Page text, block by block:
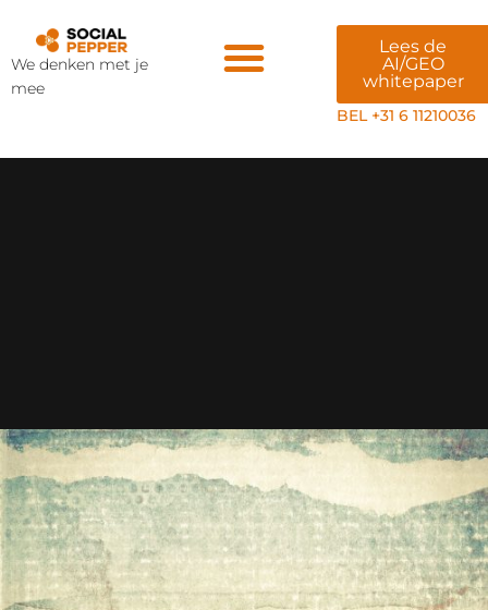
We denken met je
mee
Lees de
AI/GEO
whitepaper
BEL +31 6 11210036